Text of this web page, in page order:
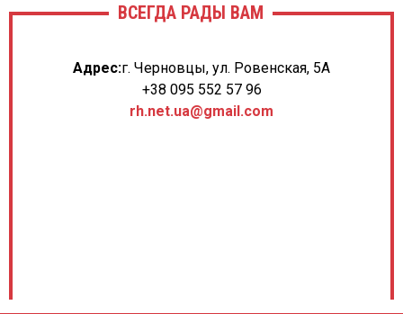
ВСЕГДА РАДЫ ВАМ
Адрес:г. Черновцы, ул. Ровенская, 5А
+38 095 552 57 96
rh.net.ua@gmail.com